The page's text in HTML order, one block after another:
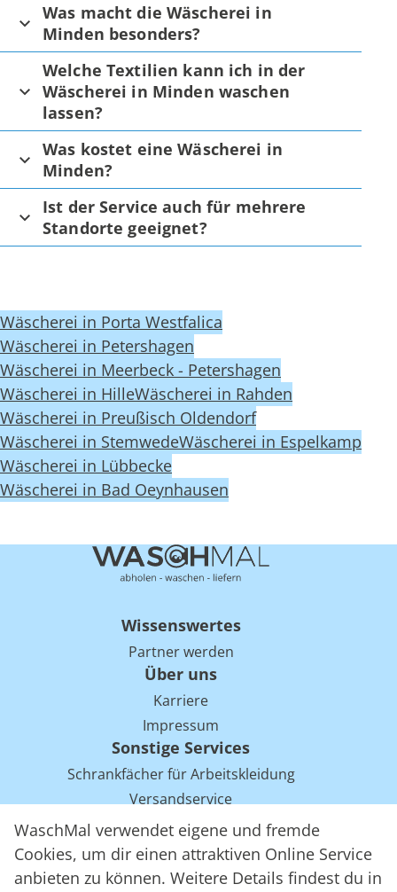
WaschMal verwendet eigene und fremde
Cookies, um dir einen attraktiven Online Service
anbieten zu können. Weitere Details findest du in
Was macht die Wäscherei in
Minden besonders?
Welche Textilien kann ich in der
Wäscherei in Minden waschen
lassen?
Was kostet eine Wäscherei in
Minden?
Ist der Service auch für mehrere
Standorte geeignet?
Wäscherei in Porta Westfalica
Wäscherei in Petershagen
Wäscherei in Meerbeck - Petershagen
Wäscherei in HilleWäscherei in Rahden
Wäscherei in Preußisch Oldendorf
Wäscherei in StemwedeWäscherei in Espelkamp
Wäscherei in Lübbecke
Wäscherei in Bad Oeynhausen
Wissenswertes
Partner werden
Über uns
Karriere
Impressum
Sonstige Services
Schrankfächer für Arbeitskleidung
Versandservice
Einsparpotentiale für Mietwäsche bei Arbeitskleidung
Arbeitskleidung Tracking mit RFID